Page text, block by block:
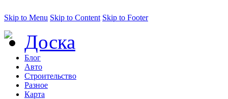
Skip to Menu Skip to Content Skip to Footer
Доска
Блог
Авто
Строительство
Разное
Карта